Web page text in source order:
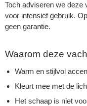
Toch adviseren we deze
voor intensief gebruik.
geen garantie.
Waarom deze
Warm en stijlvol
Kleurt mee met de
Het schaap is niet